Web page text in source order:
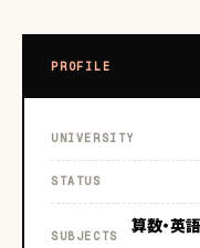
PROFILE
UNIVERSITY
STATUS
SUBJECTS
算数・英